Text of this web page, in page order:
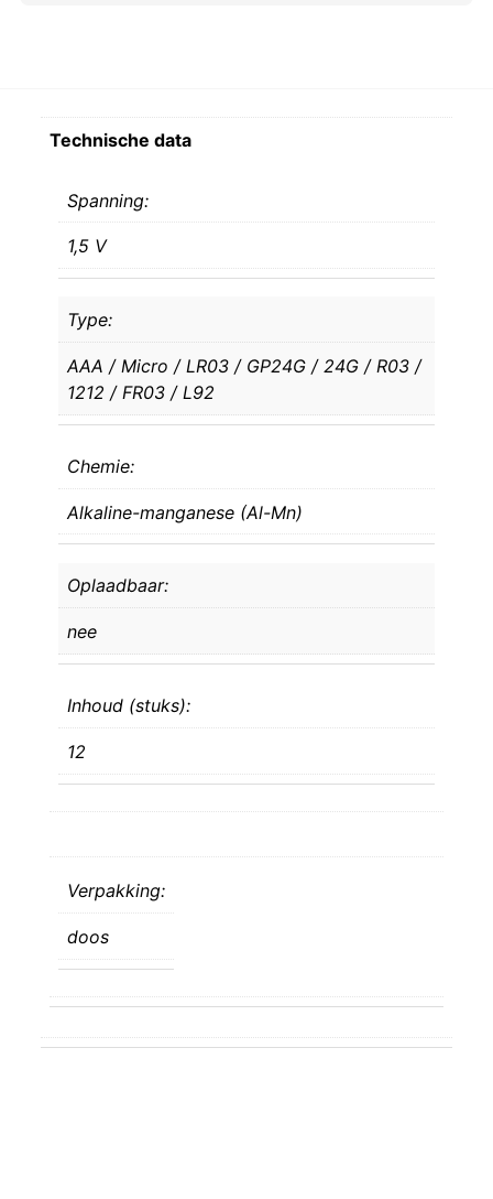
Technische data
Spanning:
1,5 V
Type:
AAA / Micro / LR03 / GP24G / 24G / R03 /
1212 / FR03 / L92
Chemie:
Alkaline-manganese (Al-Mn)
Oplaadbaar:
nee
Inhoud (stuks):
12
Verpakking:
doos